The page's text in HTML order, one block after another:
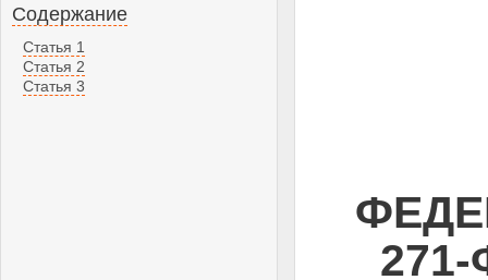
Содержание
Статья 1
Статья 2
Статья 3